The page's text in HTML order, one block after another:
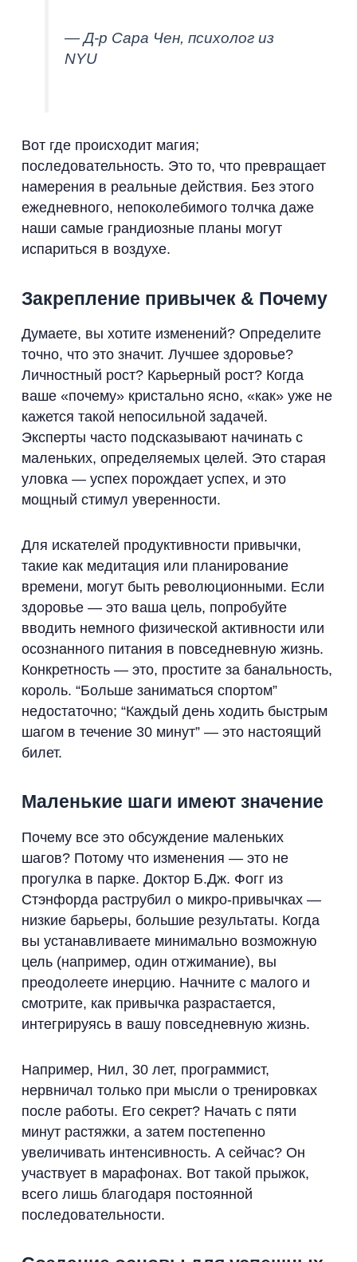
— Д-р Сара Чен, психолог из
NYU
Вот где происходит магия;
последовательность. Это то, что превращает
намерения в реальные действия. Без этого
ежедневного, непоколебимого толчка даже
наши самые грандиозные планы могут
испариться в воздухе.
Закрепление привычек & Почему
Думаете, вы хотите изменений? Определите
точно, что это значит. Лучшее здоровье?
Личностный рост? Карьерный рост? Когда
ваше «почему» кристально ясно, «как» уже не
кажется такой непосильной задачей.
Эксперты часто подсказывают начинать с
маленьких, определяемых целей. Это старая
уловка — успех порождает успех, и это
мощный стимул уверенности.
Для искателей продуктивности привычки,
такие как медитация или планирование
времени, могут быть революционными. Если
здоровье — это ваша цель, попробуйте
вводить немного физической активности или
осознанного питания в повседневную жизнь.
Конкретность — это, простите за банальность,
король. “Больше заниматься спортом”
недостаточно; “Каждый день ходить быстрым
шагом в течение 30 минут” — это настоящий
билет.
Маленькие шаги имеют значение
Почему все это обсуждение маленьких
шагов? Потому что изменения — это не
прогулка в парке. Доктор Б.Дж. Фогг из
Стэнфорда раструбил о микро-привычках —
низкие барьеры, большие результаты. Когда
вы устанавливаете минимально возможную
цель (например, один отжимание), вы
преодолеете инерцию. Начните с малого и
смотрите, как привычка разрастается,
интегрируясь в вашу повседневную жизнь.
Например, Нил, 30 лет, программист,
нервничал только при мысли о тренировках
после работы. Его секрет? Начать с пяти
минут растяжки, а затем постепенно
увеличивать интенсивность. А сейчас? Он
участвует в марафонах. Вот такой прыжок,
всего лишь благодаря постоянной
последовательности.